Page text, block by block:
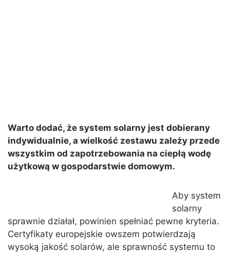
Warto dodać, że system solarny jest dobierany
indywidualnie, a wielkość zestawu zależy przede
wszystkim od zapotrzebowania na ciepłą wodę
użytkową w gospodarstwie domowym.
Aby system
solarny
sprawnie działał, powinien spełniać pewne kryteria.
Certyfikaty europejskie owszem potwierdzają
wysoką jakość solarów, ale sprawność systemu to